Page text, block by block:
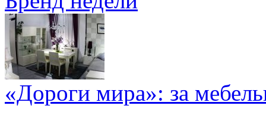
«Дороги мира»: за